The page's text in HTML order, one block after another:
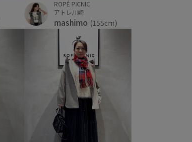
ROPÉ PICNIC
アトレ川崎
mashimo (155cm)